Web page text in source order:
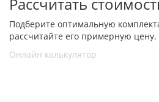
Подберите оптимальную
рассчитайте его примерную цену.
Онлайн калькулятор